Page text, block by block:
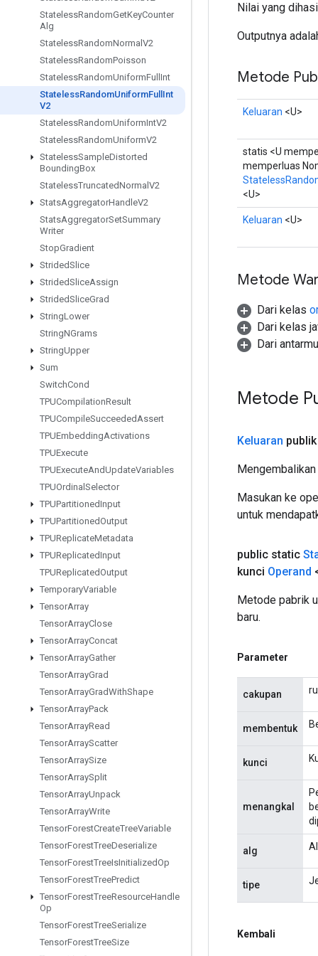
StatelessRandomGetKeyCounter
Alg
StatelessRandomNormal V2
StatelessRandomPoisson
StatelessRandomUniformFull Int
StatelessRandomUniformFull Int
V2
StatelessRandomUniformIntV2
StatelessRandomUniformV2
StatelessSampleDistorted
BoundingBox
StatelessTruncatedNormal V2
StatsAggregatorHandleV2
StatsAggregatorSetSummary
Writer
StopGradient
StridedSlice
StridedSliceAssign
StridedSliceGrad
StringLower
StringNGrams
StringUpper
Sum
SwitchCond
TPUCompilationResult
TPUCompileSucceededAssert
TPUEmbeddingActivations
TPUExecute
TPUExecuteAndUpdateVariables
TPUOrdinal Selector
TPUPartitionedInput
TPUPartitionedOutput
TPUReplicateMetadata
TPUReplicatedInput
TPUReplicatedOutput
TemporaryVariable
TensorArray
TensorArrayClose
TensorArrayConcat
TensorArrayGather
TensorArrayGrad
TensorArrayGradWithShape
TensorArrayPack
TensorArrayRead
TensorArrayScatter
TensorArraySize
TensorArraySplit
TensorArrayUnpack
TensorArrayWrite
TensorForestCreateTreeVariable
TensorForestTreeDeserialize
TensorForestTreeIsInitializedOp
TensorForestTreePredict
TensorForestTreeResourceHandle
Op
TensorForestTreeSerialize
TensorForestTreeSize
Nilai yang
Outputnya
Metode
Keluaran <U>
statis <U
memperluas
<U>
Keluaran <U>
Metode
Dari kelas
Dari kelas
Dari
Metode
Keluaran
Masukan ke
untuk
public static
kunci Operand
Metode pabrik
baru.
Parameter
cakupan
membentuk
kunci
menangkal
alg
tipe
Kembali